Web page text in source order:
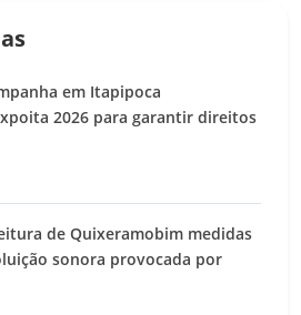
em Itapipoca
2026 para garantir direitos
de Quixeramobim medidas
sonora provocada por